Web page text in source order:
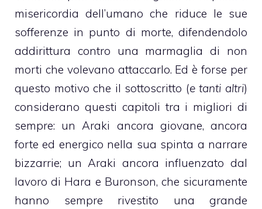
misericordia dell’umano che riduce le sue
sofferenze in punto di morte, difendendolo
addirittura contro una marmaglia di non
morti che volevano attaccarlo. Ed è forse per
questo motivo che il sottoscritto (e tanti altri)
considerano questi capitoli tra i migliori di
sempre: un Araki ancora giovane, ancora
forte ed energico nella sua spinta a narrare
bizzarrie; un Araki ancora influenzato dal
lavoro di Hara e Buronson, che sicuramente
hanno sempre rivestito una grande